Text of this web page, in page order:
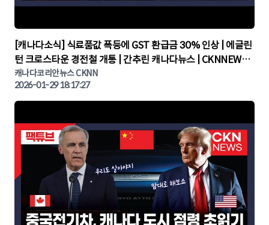
▶
[캐나다소식] 식료품값 폭등에 GST 환급금 30% 인상 | 에글린
턴 크로스타운 경전철 개통 | 간추린 캐나다뉴스 | CKNNEWS,
캐나다코리안뉴스
캐나다코리안뉴스 CKNN
2026-01-29 18:17:27